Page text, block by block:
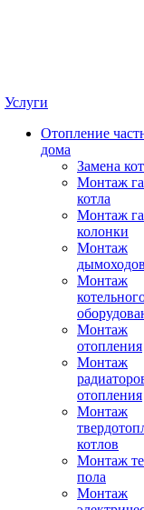
Услуги
Отопление
дома
Замена
Монтаж
котла
Монтаж
колонки
Монтаж
Монтаж
Монтаж
отопления
Монтаж
отопления
Монтаж
котлов
Монтаж
пола
Монтаж